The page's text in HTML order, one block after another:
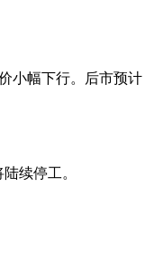
小幅下行。后市预计
续停工。